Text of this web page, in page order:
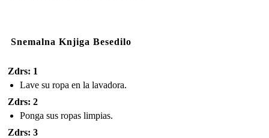
Snemalna Knjiga Besedilo
Zdrs: 1
Lave su ropa en la lavadora.
Zdrs: 2
Ponga sus ropas limpias.
Zdrs: 3